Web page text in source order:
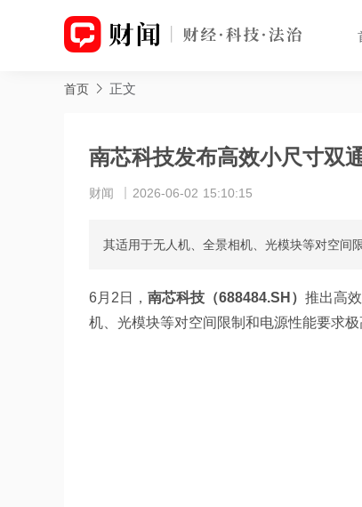
首页 正文
南芯科技发布高效小尺寸双
财闻 2026-06-02 15:10:15
其适用于无人机、全景相机、光模块等对空间
6月2日， 南芯科技（688484.SH） 推出高
机、光模块等对空间限制和电源性能要求极